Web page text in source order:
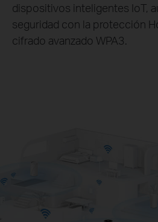
dispositivos inteligentes IoT,
seguridad con la protección
cifrado avanzado WPA3.